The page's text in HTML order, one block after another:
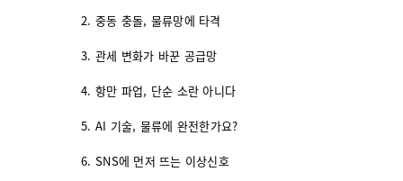
중동 충돌, 물류망에 타격
관세 변화가 바꾼 공급망
항만 파업, 단순 소란 아니다
AI 기술, 물류에 완전한가요?
SNS에 먼저 뜨는 이상신호